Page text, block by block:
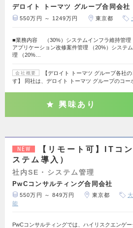
デロイト トーマツ グループ合同会社
550万円 ～ 1249万円 東京都
■業務内容 （30%）システムインフラ維持管理
アプリケーション改修案件管理 （20%）システ
理 （20%…
会社概要
【デロイト トーマツ グループ各社
す】 同社は、デロイト トーマツ グループのコー
興味あり
NEW
【リモート可】ITコ
ステム導入）
社内SE・システム管理
PwCコンサルティング合同会社
550万円 ～ 849万円 東京都
能
PwCコンサルティングでは、ハイリスクエンゲ